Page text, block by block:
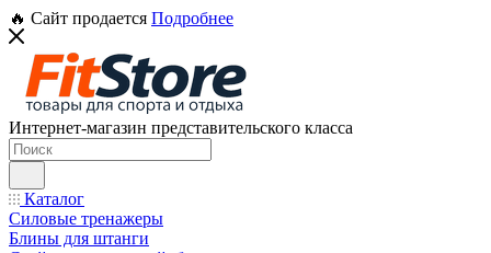
🔥 Сайт продается Подробнее
Интернет-магазин представительского класса
Каталог
Силовые тренажеры
Блины для штанги